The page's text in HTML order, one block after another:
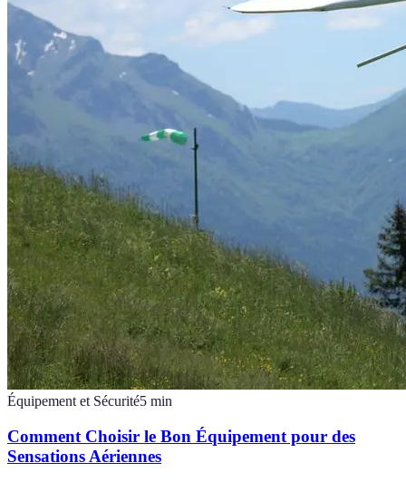
Équipement et Sécurité5 min
Comment Choisir le Bon Équipement pour des
Sensations Aériennes